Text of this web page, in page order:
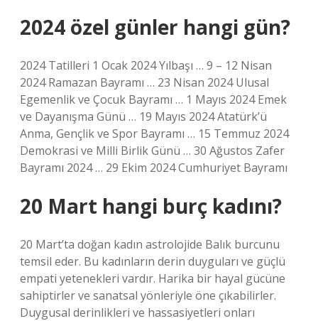
2024 özel günler hangi gün?
2024 Tatilleri 1 Ocak 2024 Yılbaşı … 9 – 12 Nisan
2024 Ramazan Bayramı … 23 Nisan 2024 Ulusal
Egemenlik ve Çocuk Bayramı … 1 Mayıs 2024 Emek
ve Dayanışma Günü … 19 Mayıs 2024 Atatürk’ü
Anma, Gençlik ve Spor Bayramı … 15 Temmuz 2024
Demokrasi ve Milli Birlik Günü … 30 Ağustos Zafer
Bayramı 2024 … 29 Ekim 2024 Cumhuriyet Bayramı
20 Mart hangi burç kadını?
20 Mart’ta doğan kadın astrolojide Balık burcunu
temsil eder. Bu kadınların derin duyguları ve güçlü
empati yetenekleri vardır. Harika bir hayal gücüne
sahiptirler ve sanatsal yönleriyle öne çıkabilirler.
Duygusal derinlikleri ve hassasiyetleri onları